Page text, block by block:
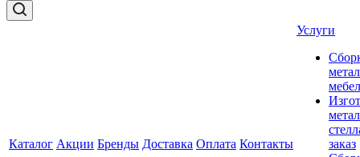
Каталог Акции Бренды Доставка Оплата Контакты
Услуги
заказ